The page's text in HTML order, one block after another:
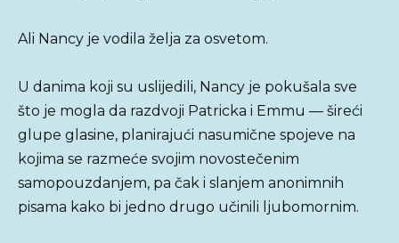
Ali Nancy je vodila želja za osvetom.
U danima koji su uslijedili, Nancy je pokušala sve
što je mogla da razdvoji Patricka i Emmu — šireći
glupe glasine, planirajući nasumične spojeve na
kojima se razmeće svojim novostečenim
samopouzdanjem, pa čak i slanjem anonimnih
pisama kako bi jedno drugo učinili ljubomornim.